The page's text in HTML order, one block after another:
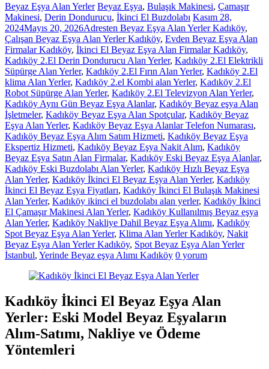
Beyaz Eşya Alan Yerler Beyaz Eşya, Bulaşık Makinesi, Çamaşır
Makinesi, Derin Dondurucu, İkinci El Buzdolabı Kasım 28,
2024Mayıs 20, 2026Adresten Beyaz Eşya Alan Yerler Kadıköy,
Çalışan Beyaz Eşya Alan Yerler Kadıköy, Evden Beyaz Eşya Alan
Firmalar Kadıköy, İkinci El Beyaz Eşya Alan Firmalar Kadıköy,
Kadıköy 2.El Derin Dondurucu Alan Yerler, Kadıköy 2.El Elektrikli
Süpürge Alan Yerler, Kadıköy 2.El Fırın Alan Yerler, Kadıköy 2.El
klima Alan Yerler, Kadıköy 2.el Kombi alan Yerler, Kadıköy 2.El
Robot Süpürge Alan Yerler, Kadıköy 2.El Televizyon Alan Yerler,
Kadıköy Aynı Gün Beyaz Eşya Alanlar, Kadıköy Beyaz eşya Alan
İşletmeler, Kadıköy Beyaz Eşya Alan Spotçular, Kadıköy Beyaz
Eşya Alan Yerler, Kadıköy Beyaz Eşya Alanlar Telefon Numarası,
Kadıköy Beyaz Eşya Alım Satım Hizmeti, Kadıköy Beyaz Eşya
Ekspertiz Hizmeti, Kadıköy Beyaz Eşya Nakit Alım, Kadıköy
Beyaz Eşya Satın Alan Firmalar, Kadıköy Eski Beyaz Eşya Alanlar,
Kadıköy Eski Buzdolabı Alan Yerler, Kadıköy Hızlı Beyaz Eşya
Alan Yerler, Kadıköy İkinci El Beyaz Eşya Alan Yerler, Kadıköy
İkinci El Beyaz Eşya Fiyatları, Kadıköy İkinci El Bulaşık Makinesi
Alan Yerler, Kadıköy ikinci el buzdolabı alan yerler, Kadıköy İkinci
El Çamaşır Makinesi Alan Yerler, Kadıköy Kullanılmış Beyaz eşya
Alan Yerler, Kadıköy Nakliye Dahil Beyaz Eşya Alımı, Kadıköy
Spot Beyaz Eşya Alan Yerler, Klima Alan Yerler Kadıköy, Nakit
Beyaz Eşya Alan Yerler Kadıköy, Spot Beyaz Eşya Alan Yerler
İstanbul, Yerinde Beyaz eşya Alımı Kadıköy 0 yorum
Kadıköy İkinci El Beyaz Eşya Alan
Yerler: Eski Model Beyaz Eşyaların
Alım-Satımı, Nakliye ve Ödeme
Yöntemleri